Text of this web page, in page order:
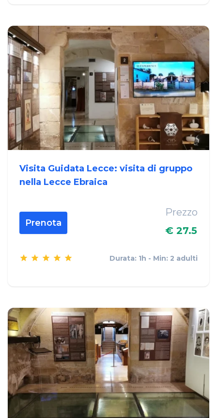
Visita Guidata Lecce: visita di gruppo
nella Lecce Ebraica
Prenota
Prezzo
€ 27.5
Durata: 1h - Min: 2 adulti